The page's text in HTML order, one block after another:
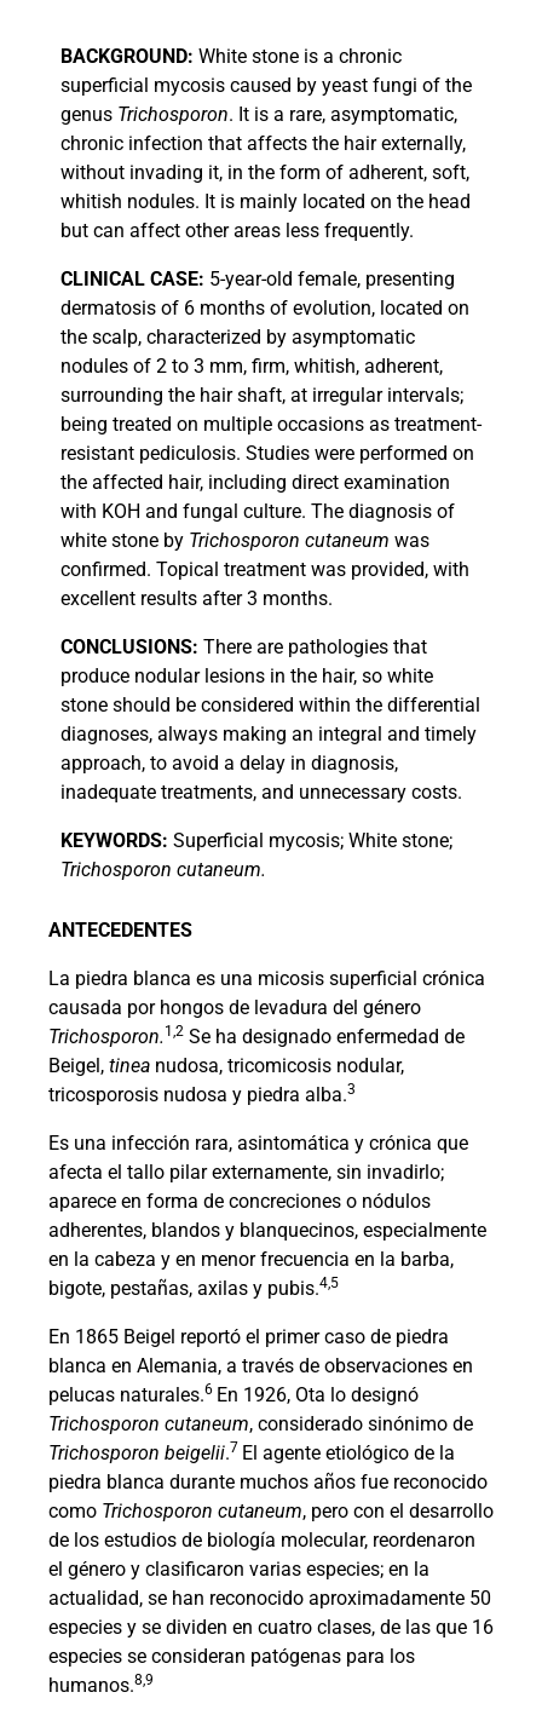
BACKGROUND: White stone is a chronic
superficial mycosis caused by yeast fungi of the
genus Trichosporon. It is a rare, asymptomatic,
chronic infection that affects the hair externally,
without invading it, in the form of adherent, soft,
whitish nodules. It is mainly located on the head
but can affect other areas less frequently.
CLINICAL CASE: 5-year-old female, presenting
dermatosis of 6 months of evolution, located on
the scalp, characterized by asymptomatic
nodules of 2 to 3 mm, firm, whitish, adherent,
surrounding the hair shaft, at irregular intervals;
being treated on multiple occasions as treatment-
resistant pediculosis. Studies were performed on
the affected hair, including direct examination
with KOH and fungal culture. The diagnosis of
white stone by Trichosporon cutaneum was
confirmed. Topical treatment was provided, with
excellent results after 3 months.
CONCLUSIONS: There are pathologies that
produce nodular lesions in the hair, so white
stone should be considered within the differential
diagnoses, always making an integral and timely
approach, to avoid a delay in diagnosis,
inadequate treatments, and unnecessary costs.
KEYWORDS: Superficial mycosis; White stone;
Trichosporon cutaneum.
ANTECEDENTES
La piedra blanca es una micosis superficial crónica
causada por hongos de levadura del género
Trichosporon. 1,2 Se ha designado enfermedad de
Beigel, tinea nudosa, tricomicosis nodular,
tricosporosis nudosa y piedra alba.3
Es una infección rara, asintomática y crónica que
afecta el tallo pilar externamente, sin invadirlo;
aparece en forma de concreciones o nódulos
adherentes, blandos y blanquecinos, especialmente
en la cabeza y en menor frecuencia en la barba,
bigote, pestañas, axilas y pubis.4,5
En 1865 Beigel reportó el primer caso de piedra
blanca en Alemania, a través de observaciones en
pelucas naturales.6 En 1926, Ota lo designó
Trichosporon cutaneum, considerado sinónimo de
Trichosporon beigelii.7 El agente etiológico de la
piedra blanca durante muchos años fue reconocido
como Trichosporon cutaneum, pero con el desarrollo
de los estudios de biología molecular, reordenaron
el género y clasificaron varias especies; en la
actualidad, se han reconocido aproximadamente 50
especies y se dividen en cuatro clases, de las que 16
especies se consideran patógenas para los
humanos.8,9